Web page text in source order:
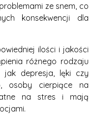
ze snem, co
konsekwencji dla
ilości i jakości
różnego rodzaju
jak depresja, lęki czy
osoby cierpiące na
na stres i mają